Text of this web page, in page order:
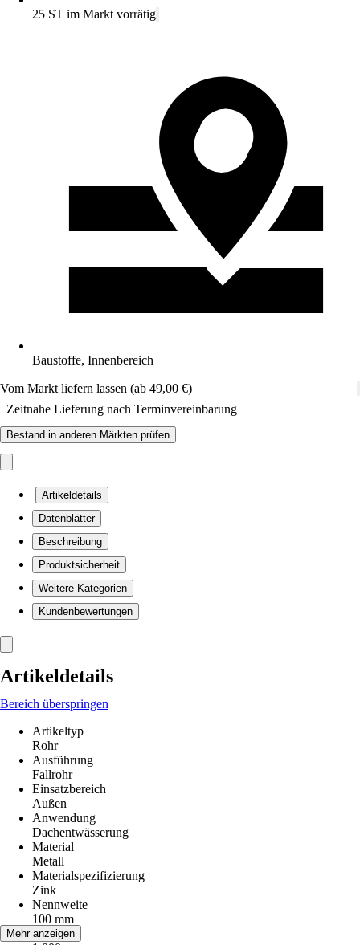
25 ST im Markt vorrätig
Baustoffe, Innenbereich
Vom Markt liefern lassen (ab 49,00 €)
Zeitnahe Lieferung nach Terminvereinbarung
Bestand in anderen Märkten prüfen
Artikeldetails
Datenblätter
Beschreibung
Produktsicherheit
Weitere Kategorien
Kundenbewertungen
Artikeldetails
Bereich überspringen
Artikeltyp
Rohr
Ausführung
Fallrohr
Einsatzbereich
Außen
Anwendung
Dachentwässerung
Material
Metall
Materialspezifizierung
Zink
Nennweite
100 mm
Länge
Mehr anzeigen